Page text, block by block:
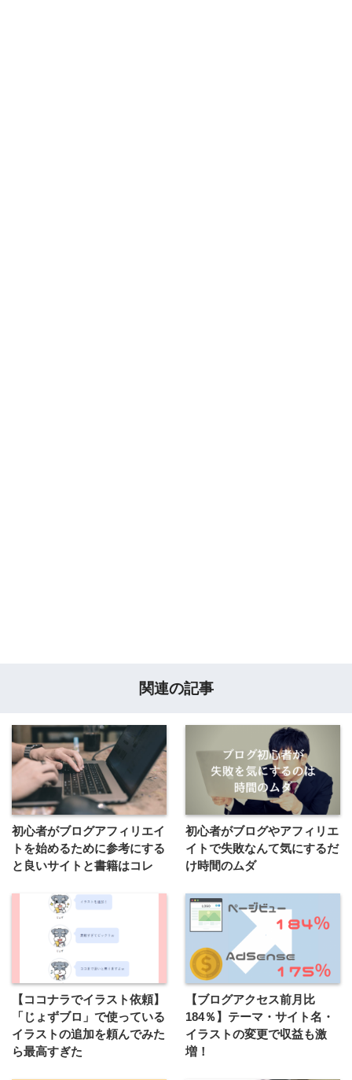
関連の記事
初心者がブログアフィリエイ
トを始めるために参考にする
と良いサイトと書籍はコレ
初心者がブログやアフィリエ
イトで失敗なんて気にするだ
け時間のムダ
【ココナラでイラスト依頼】
「じょずブロ」で使っている
イラストの追加を頼んでみた
ら最高すぎた
【ブログアクセス前月比
184％】テーマ・サイト名・
イラストの変更で収益も激
増！